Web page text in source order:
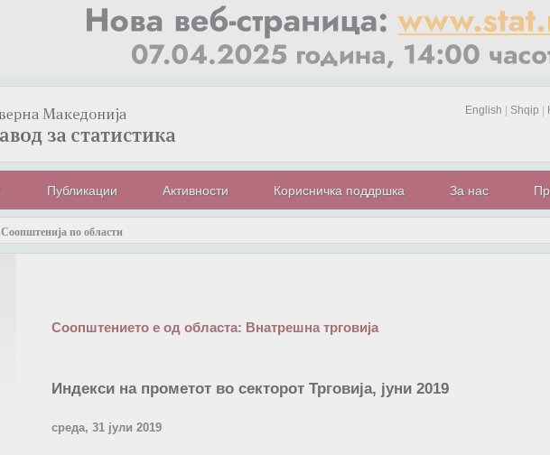
English Shqip
Публикации Активности Корисничка поддршка За нас
Соопштенија по области
Соопштението е од областа: Внатрешна трговија
Индекси на прометот во секторот Трговија, јуни 2019
среда, 31 јули 2019